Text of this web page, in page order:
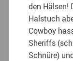
den Hälsen!
Halstuch
Cowboy
Sheriffs
Schnüre)